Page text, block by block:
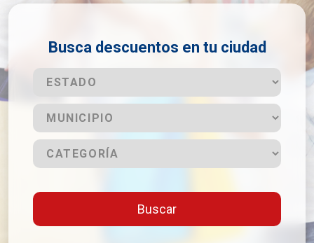
Busca descuentos en tu ciudad
Buscar